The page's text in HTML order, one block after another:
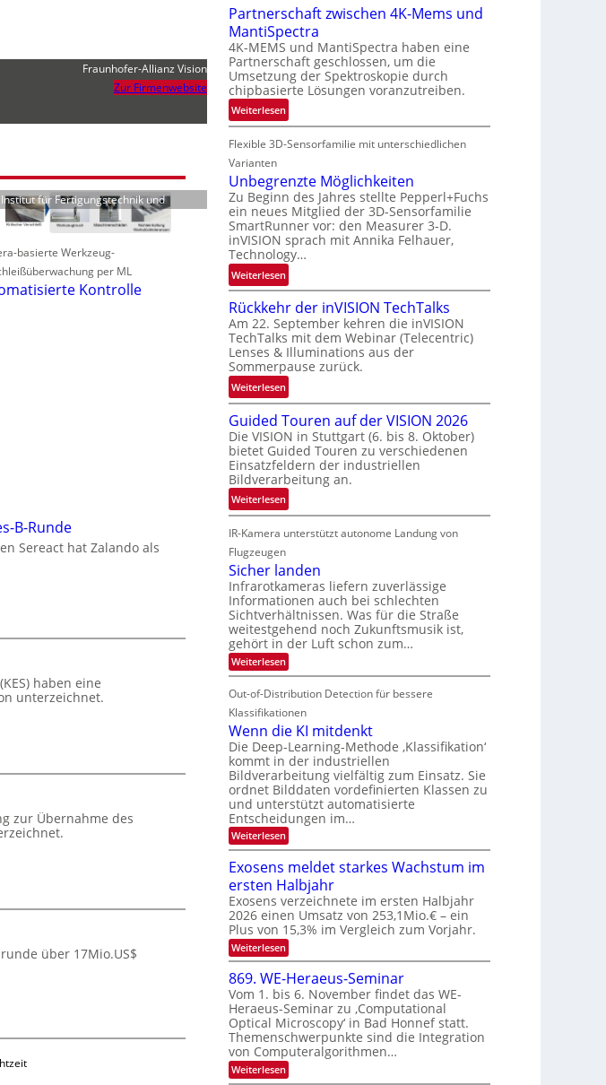
Fraunhofer-Allianz Vision
Zur Firmenwebsite
für Fertigungstechnik und
basierte Werkzeug-
per ML
Kontrolle
B-Runde
Sereact hat Zalando als
haben eine
unterzeichnet.
zur Übernahme des
über 17Mio.US$
r
a
f
i
e
i
n
u
f
t
-
u
n
d
R
a
u
m
f
a
h
r
t
t
e
c
h
n
i
i
n
E
M
E
A
-
R
e
g
i
o
n
Partnerschaft zwischen 4K-Mems und
MantiSpectra
4K-MEMS und MantiSpectra haben eine
Partnerschaft geschlossen, um die
Umsetzung der Spektroskopie durch
chipbasierte Lösungen voranzutreiben.
Weiterlesen:
P
a
t
n
e
r
s
c
h
f
t
z
w
s
c
h
e
n
4
K
-
M
e
m
s
u
n
d
M
a
n
S
p
e
c
t
r
a
Flexible 3D-Sensorfamilie mit unterschiedlichen
Varianten
Unbegrenzte Möglichkeiten
Zu Beginn des Jahres stellte Pepperl+Fuchs
ein neues Mitglied der 3D-Sensorfamilie
SmartRunner vor: den Measurer 3-D.
inVISION sprach mit Annika Felhauer,
Technology…
Weiterlesen:
U
n
b
e
g
r
e
z
t
e
M
ö
g
l
h
k
e
i
t
e
Rückkehr der inVISION TechTalks
Am 22. September kehren die inVISION
TechTalks mit dem Webinar (Telecentric)
Lenses & Illuminations aus der
Sommerpause zurück.
Weiterlesen:
R
ü
c
k
k
e
h
d
e
r
i
n
V
I
S
I
O
N
T
e
c
h
T
a
l
k
s
Guided Touren auf der VISION 2026
Die VISION in Stuttgart (6. bis 8. Oktober)
bietet Guided Touren zu verschiedenen
Einsatzfeldern der industriellen
Bildverarbeitung an.
Weiterlesen:
G
u
i
d
e
d
T
o
u
r
a
u
d
e
r
V
I
O
N
2
0
2
6
IR-Kamera unterstützt autonome Landung von
Flugzeugen
Sicher landen
Infrarotkameras liefern zuverlässige
Informationen auch bei schlechten
Sichtverhältnissen. Was für die Straße
weitestgehend noch Zukunftsmusik ist,
gehört in der Luft schon zum…
Weiterlesen:
S
c
h
r
l
a
n
d
e
n
Out-of-Distribution Detection für bessere
Klassifikationen
Wenn die KI mitdenkt
Die Deep-Learning-Methode ‚Klassifikation‘
kommt in der industriellen
Bildverarbeitung vielfältig zum Einsatz. Sie
ordnet Bilddaten vordefinierten Klassen zu
und unterstützt automatisierte
Entscheidungen im…
Weiterlesen:
W
n
n
d
i
e
K
I
m
i
t
d
e
n
k
t
Exosens meldet starkes Wachstum im
ersten Halbjahr
Exosens verzeichnete im ersten Halbjahr
2026 einen Umsatz von 253,1Mio.€ – ein
Plus von 15,3% im Vergleich zum Vorjahr.
Weiterlesen:
E
x
o
s
e
n
s
m
e
l
869. WE-Heraeus-Seminar
Vom 1. bis 6. November findet das WE-
Heraeus-Seminar zu ‚Computational
Optical Microscopy‘ in Bad Honnef statt.
Themenschwerpunkte sind die Integration
von Computeralgorithmen…
Weiterlesen:
8